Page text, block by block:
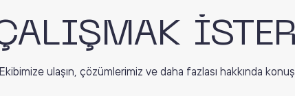
Ekibimize ulaşın, çözümlerimiz ve daha fazlası hakkında